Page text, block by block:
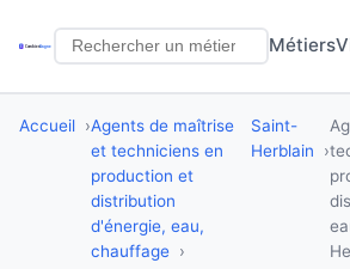
Métiers
Accueil
Agents de maîtrise
et techniciens en
production et
distribution
d'énergie, eau,
chauffage
Saint-
Herblain